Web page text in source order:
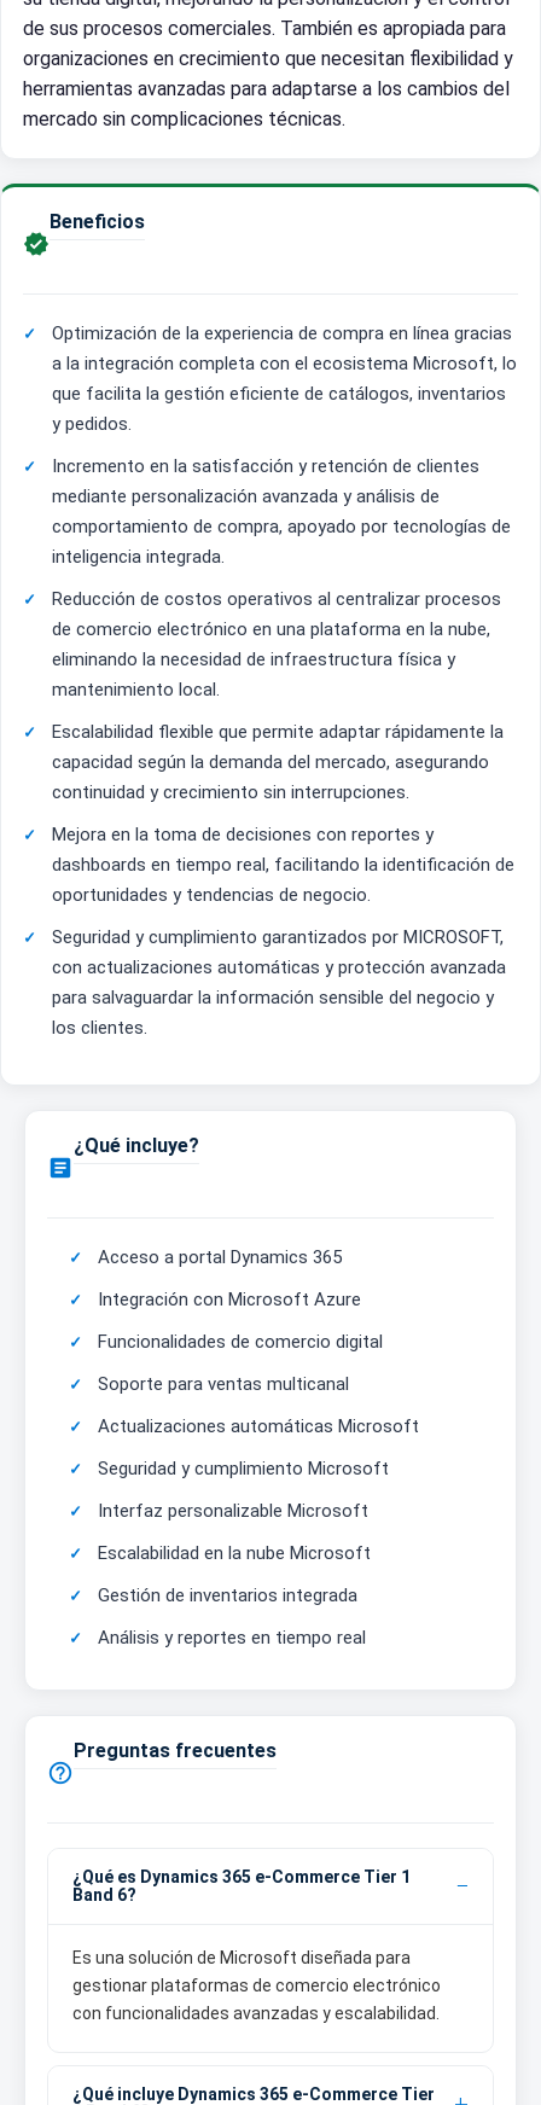
de sus procesos comerciales. También es apropiada para
organizaciones en crecimiento que necesitan flexibilidad y
herramientas avanzadas para adaptarse a los cambios del
mercado sin complicaciones técnicas.

Beneficios
Optimización de la experiencia de compra en línea gracias
a la integración completa con el ecosistema Microsoft, lo
que facilita la gestión eficiente de catálogos, inventarios
y pedidos.
Incremento en la satisfacción y retención de clientes
mediante personalización avanzada y análisis de
comportamiento de compra, apoyado por tecnologías de
inteligencia integrada.
Reducción de costos operativos al centralizar procesos
de comercio electrónico en una plataforma en la nube,
eliminando la necesidad de infraestructura física y
mantenimiento local.
Escalabilidad flexible que permite adaptar rápidamente la
capacidad según la demanda del mercado, asegurando
continuidad y crecimiento sin interrupciones.
Mejora en la toma de decisiones con reportes y
dashboards en tiempo real, facilitando la identificación de
oportunidades y tendencias de negocio.
Seguridad y cumplimiento garantizados por MICROSOFT,
con actualizaciones automáticas y protección avanzada
para salvaguardar la información sensible del negocio y
los clientes.

¿Qué incluye?
Acceso a portal Dynamics 365
Integración con Microsoft Azure
Funcionalidades de comercio digital
Soporte para ventas multicanal
Actualizaciones automáticas Microsoft
Seguridad y cumplimiento Microsoft
Interfaz personalizable Microsoft
Escalabilidad en la nube Microsoft
Gestión de inventarios integrada
Análisis y reportes en tiempo real

Preguntas frecuentes
¿Qué es Dynamics 365 e-Commerce Tier 1
Band 6?
Es una solución de Microsoft diseñada para
gestionar plataformas de comercio electrónico
con funcionalidades avanzadas y escalabilidad.
¿Qué incluye Dynamics 365 e-Commerce Tier